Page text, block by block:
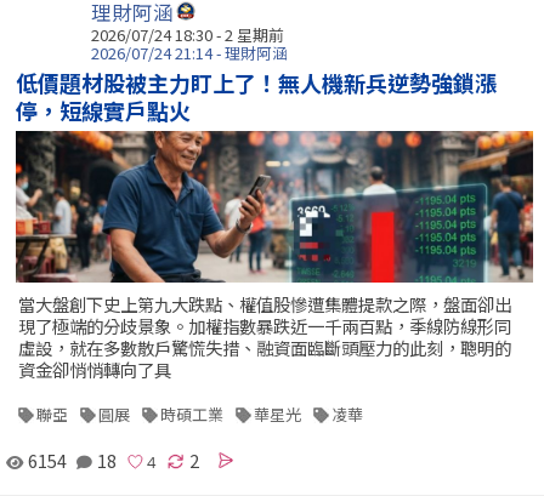
理財阿涵
2026/07/24 18:30 - 2 星期前
2026/07/24 21:14 - 理財阿涵
低價題材股被主力盯上了！無人機新兵逆勢強鎖漲
停，短線實戶點火
當大盤創下史上第九大跌點、權值股慘遭集體提款之際，盤面卻出
現了極端的分歧景象。加權指數暴跌近一千兩百點，季線防線形同
虛設，就在多數散戶驚慌失措、融資面臨斷頭壓力的此刻，聰明的
資金卻悄悄轉向了具
聯亞 圓展 時碩工業 華星光 凌華
6154 18 2